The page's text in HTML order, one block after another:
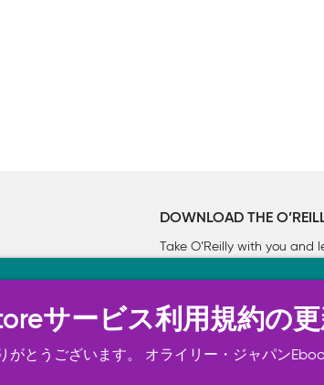
DOWNLOAD THE
Take O’Reilly with you and
能するためにいくつかの Cookie を必要としま
広告宣伝のために、お客様の同意を得て、
サービス利用規約の
とうございます。 オライリー・ジャパン